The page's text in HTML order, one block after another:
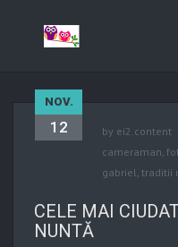
NOV.
12 by ei2.content
cameraman,
gabriel, traditii
CELE MAI
NUNTĂ